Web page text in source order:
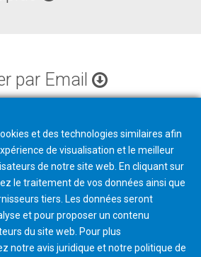
par Email
et des technologies similaires afin
de visualisation et le meilleur
de notre site web. En cliquant sur
le traitement de vos données ainsi que
tiers. Les données seront
et pour proposer un contenu
du site web. Pour plus
notre avis juridique et notre politique de